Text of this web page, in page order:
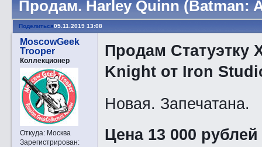
Прoдам. Harley Quinn (Batman:
Поделиться05.11.2019 13:08
MoscowGeek
Trooper
Коллекционер
Откуда:Москва
Зарегистрирован:
Продам Статуэтку
Knight от Iron
Новая. Запечатана.
Цена 13 000 рублей